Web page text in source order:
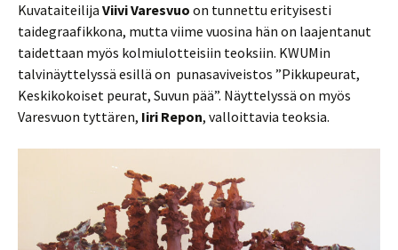
Kuvataiteilija Viivi Varesvuo on tunnettu erityisesti
taidegraafikkona, mutta viime vuosina hän on laajentanut
taidettaan myös kolmiulotteisiin teoksiin. KWUMin
talvinäyttelyssä esillä on punasaviveistos ”Pikkupeurat,
Keskikokoiset peurat, Suvun pää”. Näyttelyssä on myös
Varesvuon tyttären, Iiri Repon, valloittavia teoksia.